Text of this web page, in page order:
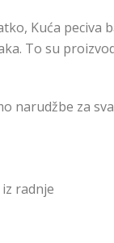
Kuća peciva
To su
narudžbe za